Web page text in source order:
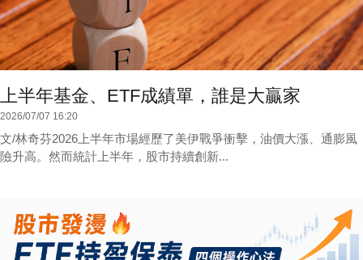
上半年基金、ETF成績單，誰是大贏家
2026/07/07 16:20
文/林奇芬2026上半年市場經歷了美伊戰爭衝擊，油價大漲、通膨風
險升高。然而統計上半年，股市持續創新...